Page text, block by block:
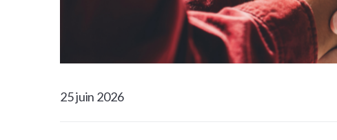
25 juin 2026